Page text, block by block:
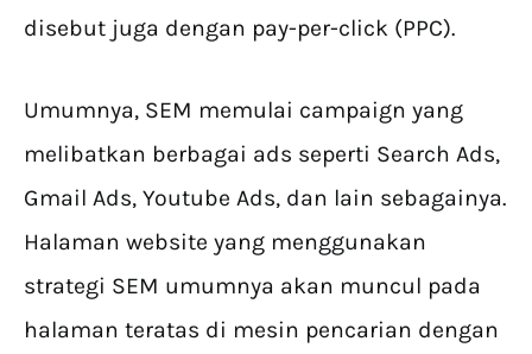
disebut juga dengan pay-per-click (PPC).
Umumnya, SEM memulai campaign yang
melibatkan berbagai ads seperti Search Ads,
Gmail Ads, Youtube Ads, dan lain sebagainya.
Halaman website yang menggunakan
strategi SEM umumnya akan muncul pada
halaman teratas di mesin pencarian dengan